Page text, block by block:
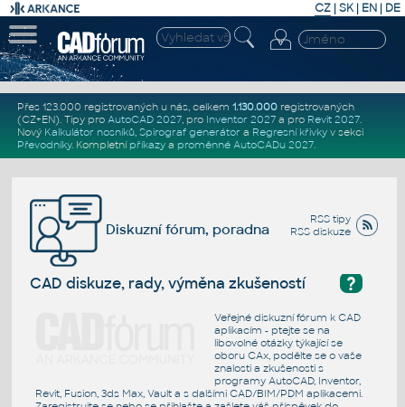
CZ | SK| EN | DE
Přes 123.000 registrovaných u nás, celkem 1.130.000registrovaných
(CZ+EN). Tipy pro AutoCAD 2027, pro Inventor 2027a pro Revit 2027.
Nový Kalkulátor nosníků, Spirograf generátor a Regresní křivkyv sekci
Převodníky. Kompletní příkazya proměnné AutoCADu 2027.
RSS tipy
RSS diskuze
Diskuzní fórum, poradna
?
CAD diskuze, rady, výměna zkušeností
Veřejné diskuzní fórum k CAD
aplikacím - ptejte se na
libovolné otázky týkající se
oboru CAx, podělte se o vaše
znalosti a zkušenosti s
programy AutoCAD, Inventor,
Revit, Fusion, 3ds Max, Vault a s dalšími CAD/BIM/PDM aplikacemi.